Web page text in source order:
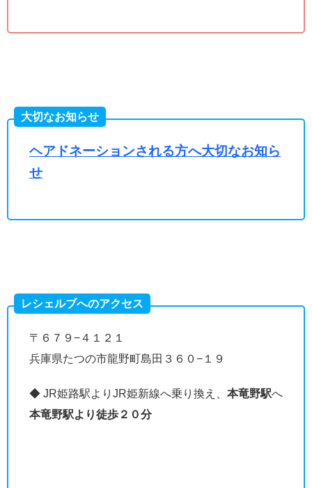
大切なお知らせ
ヘアドネーションされる方へ大切なお知ら
せ
レシェルブへのアクセス
〒６７９−４１２１
兵庫県たつの市龍野町島田３６０−１９
◆ JR姫路駅よりJR姫新線へ乗り換え、 本竜野駅へ
本竜野駅より徒歩２０分